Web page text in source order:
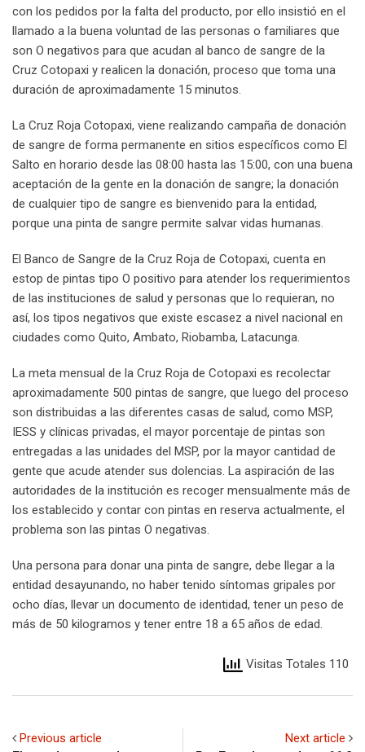
con los pedidos por la falta del producto, por ello insistió en el
llamado a la buena voluntad de las personas o familiares que
son O negativos para que acudan al banco de sangre de la
Cruz Cotopaxi y realicen la donación, proceso que toma una
duración de aproximadamente 15 minutos.
La Cruz Roja Cotopaxi, viene realizando campaña de donación
de sangre de forma permanente en sitios específicos como El
Salto en horario desde las 08:00 hasta las 15:00, con una buena
aceptación de la gente en la donación de sangre; la donación
de cualquier tipo de sangre es bienvenido para la entidad,
porque una pinta de sangre permite salvar vidas humanas.
El Banco de Sangre de la Cruz Roja de Cotopaxi, cuenta en
estop de pintas tipo O positivo para atender los requerimientos
de las instituciones de salud y personas que lo requieran, no
así, los tipos negativos que existe escasez a nivel nacional en
ciudades como Quito, Ambato, Riobamba, Latacunga.
La meta mensual de la Cruz Roja de Cotopaxi es recolectar
aproximadamente 500 pintas de sangre, que luego del proceso
son distribuidas a las diferentes casas de salud, como MSP,
IESS y clínicas privadas, el mayor porcentaje de pintas son
entregadas a las unidades del MSP, por la mayor cantidad de
gente que acude atender sus dolencias. La aspiración de las
autoridades de la institución es recoger mensualmente más de
los establecido y contar con pintas en reserva actualmente, el
problema son las pintas O negativas.
Una persona para donar una pinta de sangre, debe llegar a la
entidad desayunando, no haber tenido síntomas gripales por
ocho días, llevar un documento de identidad, tener un peso de
más de 50 kilogramos y tener entre 18 a 65 años de edad.
Visitas Totales 110
Previous article Next article